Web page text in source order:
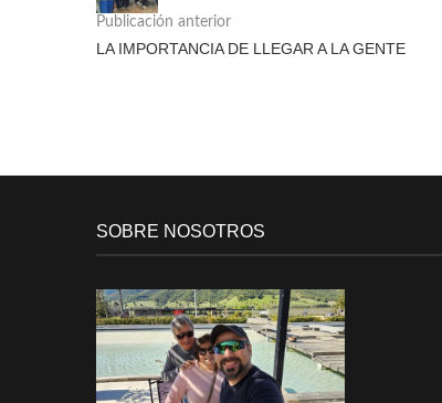
Publicación anterior
LA IMPORTANCIA DE LLEGAR A LA GENTE
SOBRE NOSOTROS